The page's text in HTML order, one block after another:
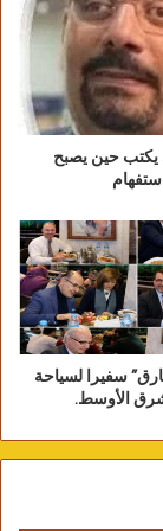
عبر صفحتها
في قتل
البشرية،
حول توقيفها
ببلاغ للنائب
ضدها.
يكتب حين يصبح
سفيرا لسياحة
الأوسط.